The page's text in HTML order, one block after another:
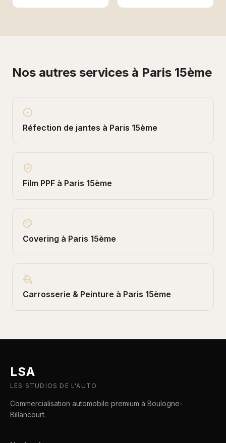
Nos autres services à Paris 15ème
Réfection de jantes à Paris 15ème
Film PPF à Paris 15ème
Covering à Paris 15ème
Carrosserie & Peinture à Paris 15ème
LSA
LES STUDIOS DE L'AUTO
Commercialisation automobile premium à Boulogne-
Billancourt.